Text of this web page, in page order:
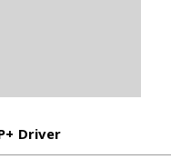
Driver